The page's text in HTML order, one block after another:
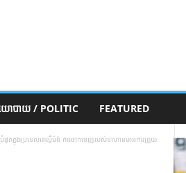
ោបាយ / POLITIC FEATURED
តក្នុងប្រទេសអាល្លឺម៉ង់ ការចាកចេញរបស់ទាហានមានការព្រួយ